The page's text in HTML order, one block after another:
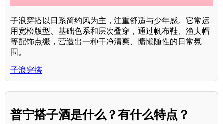
子浪穿搭以日系简约风为主，注重舒适与少年感。它常运
用宽松版型、基础色系和层次叠穿，通过帆布鞋、渔夫帽
等配饰点缀，营造出一种干净清爽、慵懒随性的日常氛
围。
子浪穿搭
普宁搭子酒是什么？有什么特点？